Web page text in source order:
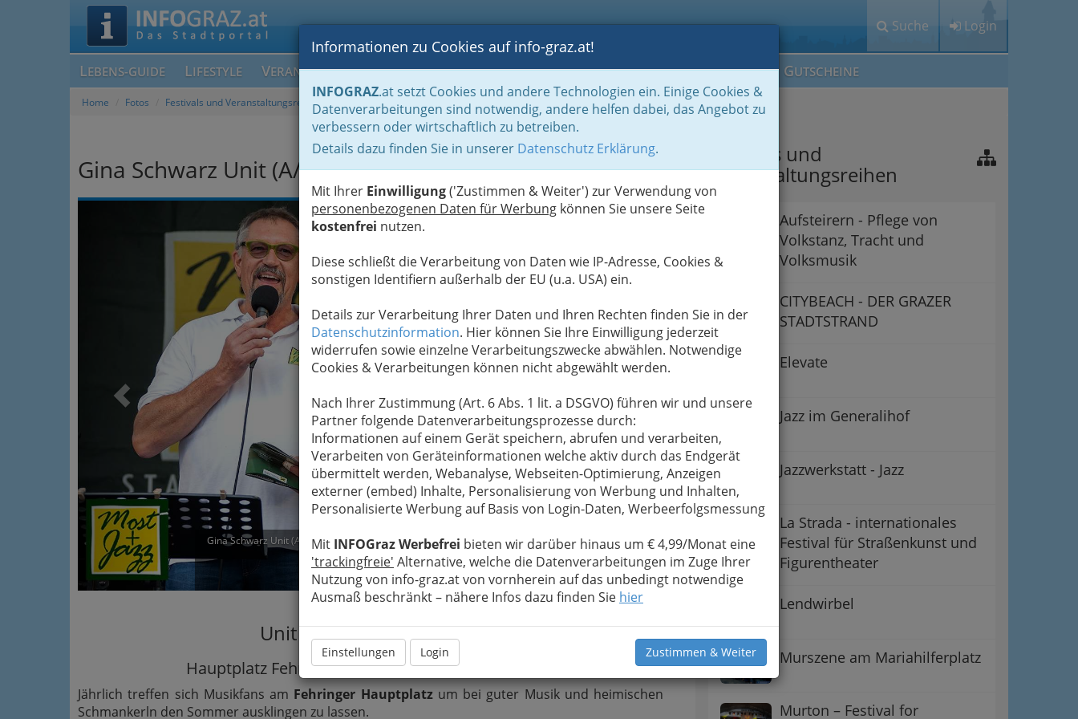
Suche Login
LEBENS-GUIDE LIFESTYLE VERANSTALTUNGEN BLOGS FOTOS GASTRONOMIE BRANCHEN MEIN IG GUTSCHEINE
Informationen zu Cookies auf info-graz.at!
INFOGRAZ.at setzt Cookies und andere Technologien ein. Einige Cookies &
Datenverarbeitungen sind notwendig, andere helfen dabei, das Angebot zu
verbessern oder wirtschaftlich zu betreiben.
Details dazu finden Sie in unserer Datenschutz Erklärung.
Mit Ihrer Einwilligung('Zustimmen & Weiter') zur Verwendung von
personenbezogenen Daten für Werbung können Sie unsere Seite
kostenfrei nutzen.
Diese schließt die Verarbeitung von Daten wie IP-Adresse, Cookies &
sonstigen Identifiern außerhalb der EU (u.a. USA) ein.
Details zur Verarbeitung Ihrer Daten und Ihren Rechten finden Sie in der
Datenschutzinformation. Hier können Sie Ihre Einwilligung jederzeit
widerrufen sowie einzelne Verarbeitungszwecke abwählen. Notwendige
Cookies & Verarbeitungen können nicht abgewählt werden.
Nach Ihrer Zustimmung (Art. 6 Abs. 1 lit. a DSGVO) führen wir und unsere
Partner folgende Datenverarbeitungsprozesse durch:
Informationen auf einem Gerät speichern, abrufen und verarbeiten,
Verarbeiten von Geräteinformationen welche aktiv durch das Endgerät
übermittelt werden, Webanalyse, Webseiten-Optimierung, Anzeigen
externer (embed) Inhalte, Personalisierung von Werbung und Inhalten,
Personalisierte Werbung auf Basis von Login-Daten, Werbeerfolgsmessung
Mit INFOGraz Werbefrei bieten wir darüber hinaus um € 4,99/Monat eine
'trackingfreie' Alternative, welche die Datenverarbeitungen im Zuge Ihrer
Nutzung von info-graz.at von vornherein auf das unbedingt notwendige
Ausmaß beschränkt – nähere Infos dazu finden Sie hier
Einstellungen Login Zustimmen & Weiter
Home Fotos Festivals und Veranstaltungsreihen
Gina Schwarz Unit (A/URY) - Hauptplatz Fehring
Gina Schwarz Unit (A/URY) bei Most+Jazz 2017 – Hauptplatz Fehring - 001
Vergrößern
Next
Unit bei Most + Jazz 2017
Hauptplatz Fehring - Sonntag, 10. September 2017
Jährlich treffen sich Musikfans am Fehringer Hauptplatzum bei guter Musik und heimischen
Schmankerln den Sommer ausklingen zu lassen.
Festivals und
Veranstaltungsreihen
Aufsteirern - Pflege von
Volkstanz, Tracht und
Volksmusik
CITYBEACH - DER GRAZER
STADTSTRAND
Elevate
Jazz im Generalihof
Jazzwerkstatt - Jazz
La Strada - internationales
Festival für Straßenkunst und
Figurentheater
Lendwirbel
Murszene am Mariahilferplatz
Murton – Festival for